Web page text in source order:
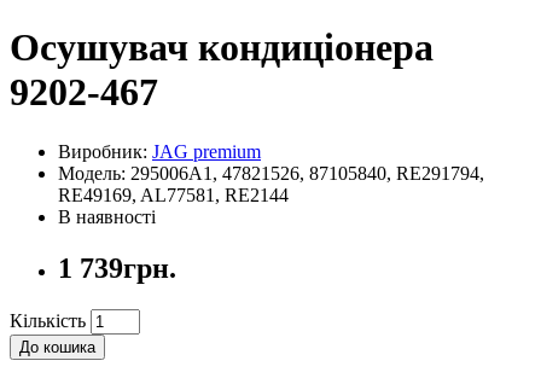
Осушувач кондиціонера
9202-467
Виробник: JAG premium
Модель: 295006A1, 47821526, 87105840, RE291794,
RE49169, AL77581, RE2144
В наявності
1 739грн.
Кількість
До кошика